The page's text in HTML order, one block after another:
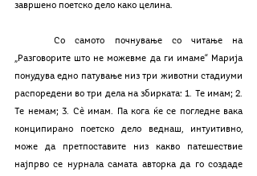
завршено поетско дело како целина.
	Со самото почнување со читање на
„Разговорите што не можевме да ги имаме“ Марија
понудува едно патување низ три животни стадиуми
распоредени во три дела на збирката: 1. Те имам; 2.
Те немам; 3. Сè имам. Па кога ќе се погледне вака
конципирано поетско дело веднаш, интуитивно,
може да претпоставите низ какво патешествие
најпрво се нурнала самата авторка да го создаде